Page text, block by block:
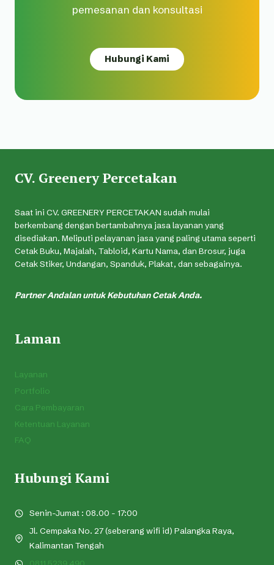
pemesanan dan konsultasi
Hubungi Kami
CV. Greenery Percetakan
Saat ini CV. GREENERY PERCETAKAN sudah mulai
berkembang dengan bertambahnya jasa layanan yang
disediakan. Meliputi pelayanan jasa yang paling utama seperti
Cetak Buku, Majalah, Tabloid, Kartu Nama, dan Brosur, juga
Cetak Stiker, Undangan, Spanduk, Plakat, dan sebagainya.
Partner Andalan untuk Kebutuhan Cetak Anda.
Laman
Layanan
Portfolio
Cara Pembayaran
Ketentuan Layanan
FAQ
Hubungi Kami
Senin-Jumat : 08.00 - 17:00
Jl. Cempaka No. 27 (seberang wifi id) Palangka Raya,
Kalimantan Tengah